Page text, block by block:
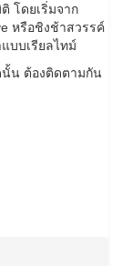
โดยเริ่มจาก
หรือชิงช้าสวรรค์
บบเรียลไทม์
นั้น ต้องติดตามกัน